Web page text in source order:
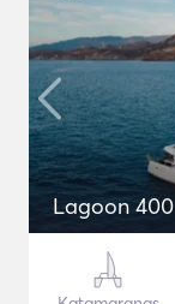
Lagoon 400